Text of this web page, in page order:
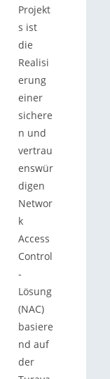
Projekt
s ist
die
Realisi
erung
einer
sichere
n und
vertrau
enswür
digen
Networ
k
Access
Control
-
Lösung
(NAC)
basiere
nd auf
der